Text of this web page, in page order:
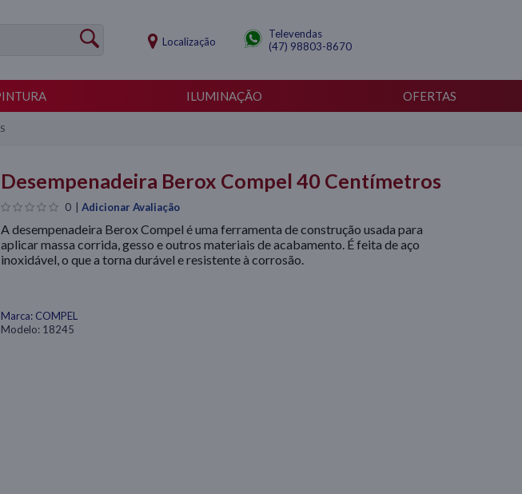
Localização
Televendas
(47) 98803-8670
ILUMINAÇÃO OFERTAS
Desempenadeira Berox Compel 40 Centímetros
0 Adicionar Avaliação
A desempenadeira Berox Compel é uma ferramenta de construção usada para
aplicar massa corrida, gesso e outros materiais de acabamento. É feita de aço
inoxidável, o que a torna durável e resistente à corrosão.
Marca: COMPEL
Modelo: 18245